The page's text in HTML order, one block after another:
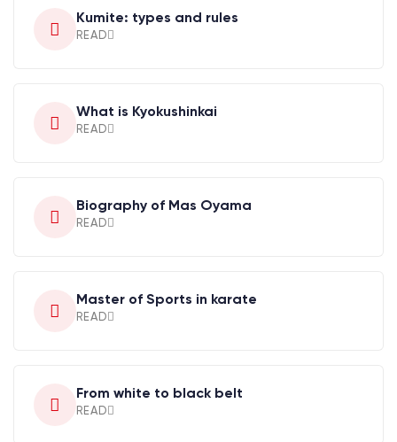
Kumite: types and rules
READ
What is Kyokushinkai
READ
Biography of Mas Oyama
READ
Master of Sports in karate
READ
From white to black belt
READ